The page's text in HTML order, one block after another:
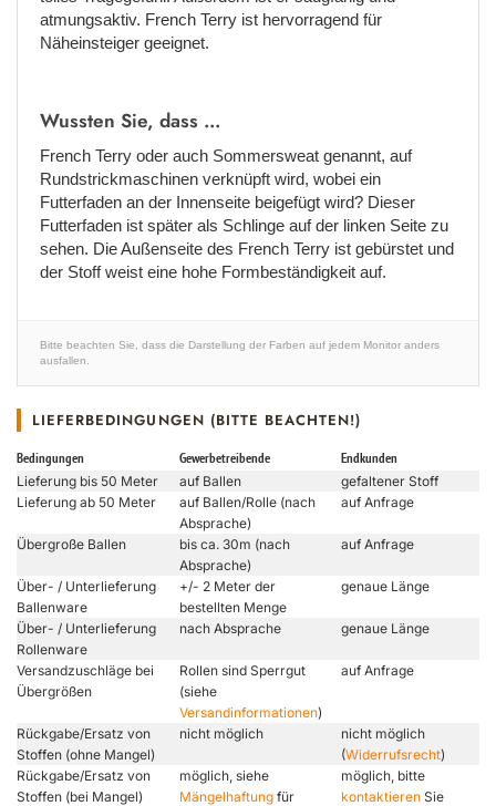
atmungsaktiv. French Terry ist hervorragend für
Näheinsteiger geeignet.
Wussten Sie, dass ...
French Terry oder auch Sommersweat genannt, auf
Rundstrickmaschinen verknüpft wird, wobei ein
Futterfaden an der Innenseite beigefügt wird? Dieser
Futterfaden ist später als Schlinge auf der linken Seite zu
sehen. Die Außenseite des French Terry ist gebürstet und
der Stoff weist eine hohe Formbeständigkeit auf.
Bitte beachten Sie, dass die Darstellung der Farben auf jedem Monitor anders
ausfallen.
LIEFERBEDINGUNGEN (BITTE BEACHTEN!)
Bedingungen Gewerbetreibende Endkunden
Lieferung bis 50 Meter auf Ballen
gefaltener Stoff
Lieferung ab 50 Meter
auf Ballen/Rolle (nach
Absprache)
auf Anfrage
Übergroße Ballen
bis ca. 30m (nach
Absprache)
auf Anfrage
Über- / Unterlieferung
Ballenware
+/- 2 Meter der
bestellten Menge
genaue Länge
Über- / Unterlieferung
Rollenware
nach Absprache genaue Länge
Versandzuschläge bei
Übergrößen
Rollen sind Sperrgut
(siehe
Versandinformationen)
auf Anfrage
Rückgabe/Ersatz von
Stoffen (ohne Mangel)
nicht möglich
nicht möglich
(Widerrufsrecht)
Rückgabe/Ersatz von
Stoffen (bei Mangel)
möglich, siehe
Mängelhaftung für
möglich, bitte
kontaktieren Sie